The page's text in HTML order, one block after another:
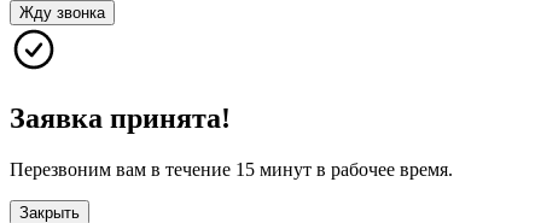
Жду звонка
Заявка принята!
Перезвоним вам в течение 15 минут в рабочее время.
Закрыть